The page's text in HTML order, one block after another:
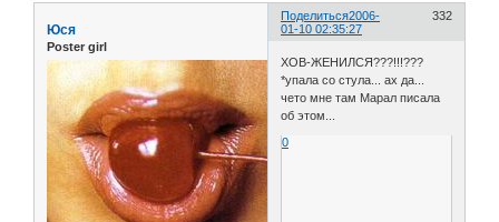
Поделиться 332
2006-
01-10 02:35:27
Юся
Poster girl
ХОВ-ЖЕНИЛСЯ???!!!???
*упала со стула... ах да...
чето мне там Марал писала
об этом...
0